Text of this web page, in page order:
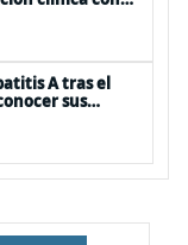
A tras el
sus